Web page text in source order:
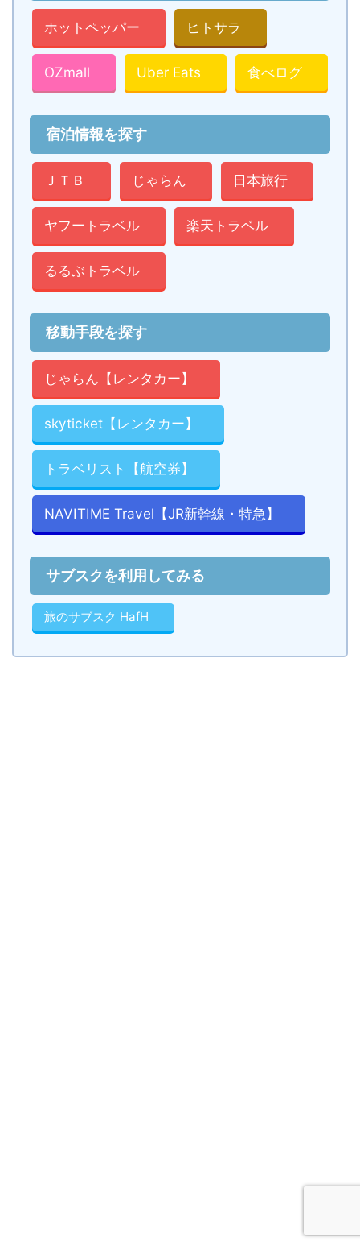
ホットペッパー ヒトサラ
OZmall Uber Eats 食べログ
宿泊情報を探す
ＪＴＢ じゃらん 日本旅行
ヤフートラベル 楽天トラベル
るるぶトラベル
移動手段を探す
じゃらん【レンタカー】
skyticket【レンタカー】
トラベリスト【航空券】
NAVITIME Travel【JR新幹線・特急】
サブスクを利用してみる
旅のサブスク HafH